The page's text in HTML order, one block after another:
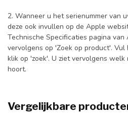
2. Wanneer u het serienummer van
deze ook invullen op de Apple
Technische Specificaties pagina
vervolgens op 'Zoek op product'. Vul
klik op 'zoek'. U ziet vervolgens welk
hoort.
Vergelijkbare